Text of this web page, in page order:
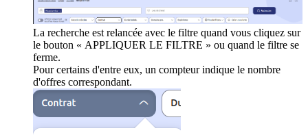
La recherche est relancée avec le filtre quand vous cliquez sur
le bouton « APPLIQUER LE FILTRE » ou quand le filtre se
ferme.
Pour certains d'entre eux, un compteur indique le nombre
d'offres correspondant.